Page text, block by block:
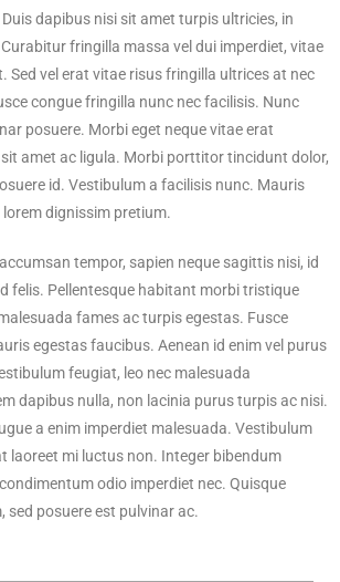
dapibus nisi sit amet turpis ultricies, in
fringilla massa vel dui imperdiet, vitae
Sed vel erat vitae risus fringilla ultrices at nec
congue fringilla nunc nec facilisis. Nunc
posuere. Morbi eget neque vitae erat
amet ac ligula. Morbi porttitor tincidunt dolor,
id. Vestibulum a facilisis nunc. Mauris
dignissim pretium.
tempor, sapien neque sagittis nisi, id
felis. Pellentesque habitant morbi tristique
fames ac turpis egestas. Fusce
egestas faucibus. Aenean id enim vel purus
feugiat, leo nec malesuada
dapibus nulla, non lacinia purus turpis ac nisi.
a enim imperdiet malesuada. Vestibulum
laoreet mi luctus non. Integer bibendum
odio imperdiet nec. Quisque
sed posuere est pulvinar ac.